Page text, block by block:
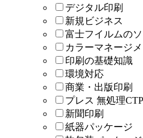
デジタル印刷
新規ビジネス
富士フイルムの
カラーマネージメ
印刷の基礎知識
環境対応
商業・出版印刷
プレス 無処理
新聞印刷
紙器パッケージ